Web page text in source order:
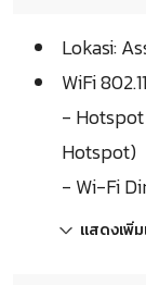
Lokasi:
WiFi
-
Hotspot)
- Wi-Fi
แสดงเพิ่ม